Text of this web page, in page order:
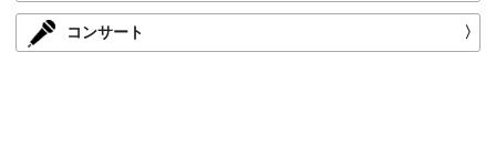
コンサート 〉